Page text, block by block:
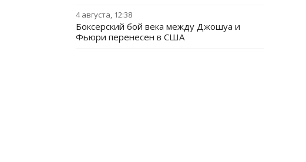
4 августа, 12:38
Боксерский бой века между Джошуа и
Фьюри перенесен в США